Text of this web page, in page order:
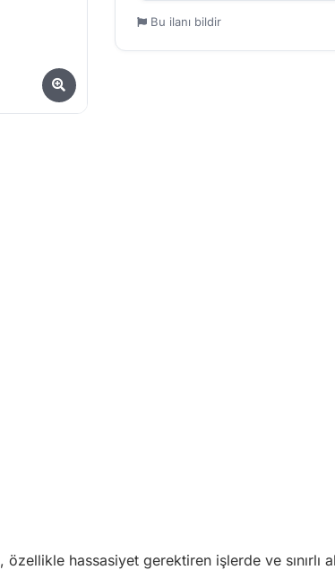
Bu ilanı bildir
hassasiyet gerektiren işlerde ve sınırlı